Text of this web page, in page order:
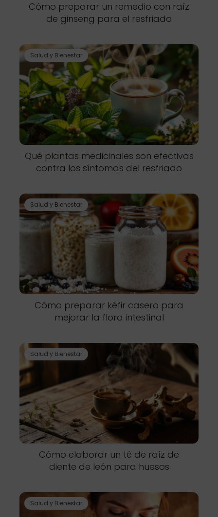
Cómo preparar un remedio con raíz
de ginseng para el resfriado
Salud y Bienestar
Qué plantas medicinales son efectivas
contra los síntomas del resfriado
Salud y Bienestar
Cómo preparar kéfir casero para
mejorar la flora intestinal
Salud y Bienestar
Cómo elaborar un té de raíz de
diente de león para huesos
Salud y Bienestar